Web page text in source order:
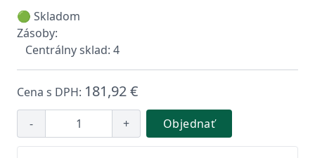
🟢 Skladom
Zásoby:
Centrálny sklad: 4
Cena s DPH: 181,92 €
- + Objednať